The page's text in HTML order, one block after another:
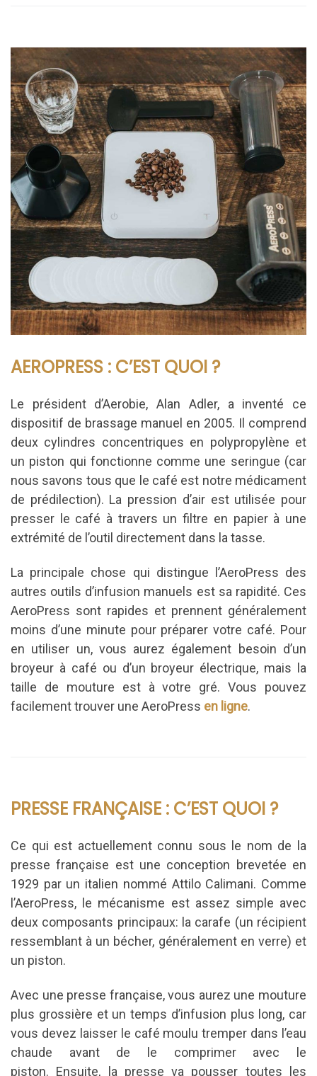
AEROPRESS : C’EST QUOI ?
Le président d’Aerobie, Alan Adler, a inventé ce
dispositif de brassage manuel en 2005. Il comprend
deux cylindres concentriques en polypropylène et
un piston qui fonctionne comme une seringue (car
nous savons tous que le café est notre médicament
de prédilection). La pression d’air est utilisée pour
presser le café à travers un filtre en papier à une
extrémité de l’outil directement dans la tasse.
La principale chose qui distingue l’AeroPress des
autres outils d’infusion manuels est sa rapidité. Ces
AeroPress sont rapides et prennent généralement
moins d’une minute pour préparer votre café. Pour
en utiliser un, vous aurez également besoin d’un
broyeur à café ou d’un broyeur électrique, mais la
taille de mouture est à votre gré. Vous pouvez
facilement trouver une AeroPress en ligne.
PRESSE FRANÇAISE : C’EST QUOI ?
Ce qui est actuellement connu sous le nom de la
presse française est une conception brevetée en
1929 par un italien nommé Attilo Calimani. Comme
l’AeroPress, le mécanisme est assez simple avec
deux composants principaux: la carafe (un récipient
ressemblant à un bécher, généralement en verre) et
un piston.
Avec une presse française, vous aurez une mouture
plus grossière et un temps d’infusion plus long, car
vous devez laisser le café moulu tremper dans l’eau
chaude avant de le comprimer avec le
piston. Ensuite, la presse va pousser toutes les